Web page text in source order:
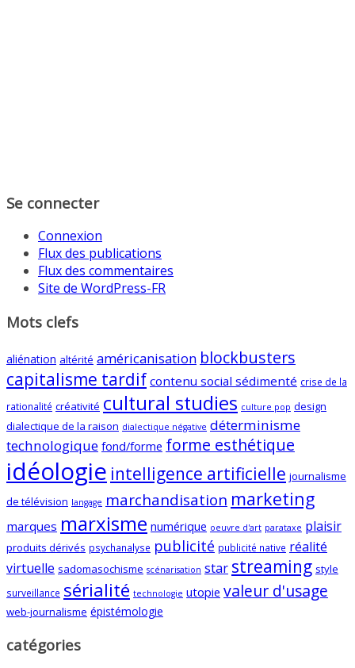
Se connecter
Connexion
Flux des publications
Flux des commentaires
Site de WordPress-FR
Mots clefs
aliénation altérité américanisation blockbusters
capitalisme tardif contenu social sédimenté crise de la
rationalité créativité cultural studies culture pop design
dialectique de la raison dialectique négative déterminisme
technologique fond/forme forme esthétique
idéologie intelligence artificielle journalisme
de télévision langage marchandisation marketing
marques marxisme numérique oeuvre d'art parataxe plaisir
produits dérivés psychanalyse publicité publicité native réalité
virtuelle sadomasochisme scénarisation star streaming style
surveillance sérialité technologie utopie valeur d'usage
web-journalisme épistémologie
catégories